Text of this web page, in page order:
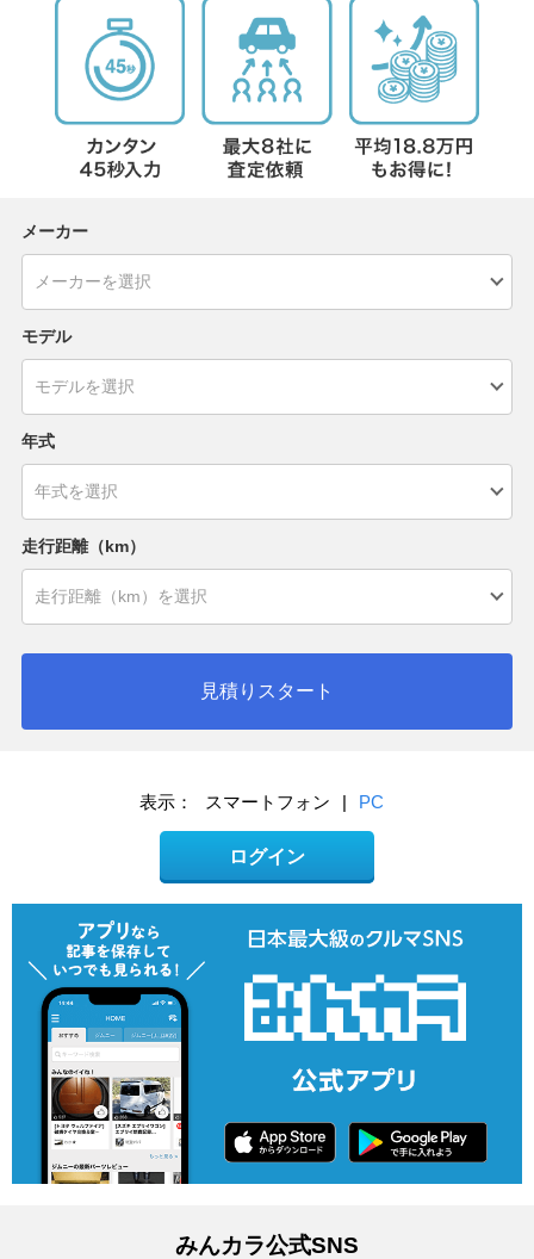
メーカー
モデル
年式
走行距離（km）
見積りスタート
表示： スマートフォン | PC
ログイン
みんカラ公式SNS